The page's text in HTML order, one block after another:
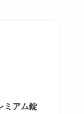
ミアム錠